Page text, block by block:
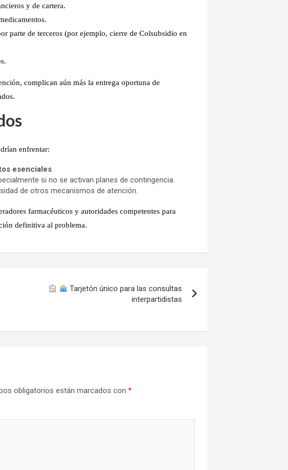
y de cartera.
parte de terceros (por ejemplo, cierre de Colsubsidio en
, complican aún más la entrega oportuna de
enfrentar:
esenciales.
si no se activan planes de contingencia.
de otros mecanismos de atención.
farmacéuticos y autoridades competentes para
definitiva al problema.
Tarjetón único para las consultas
interpartidistas
obligatorios están marcados con *